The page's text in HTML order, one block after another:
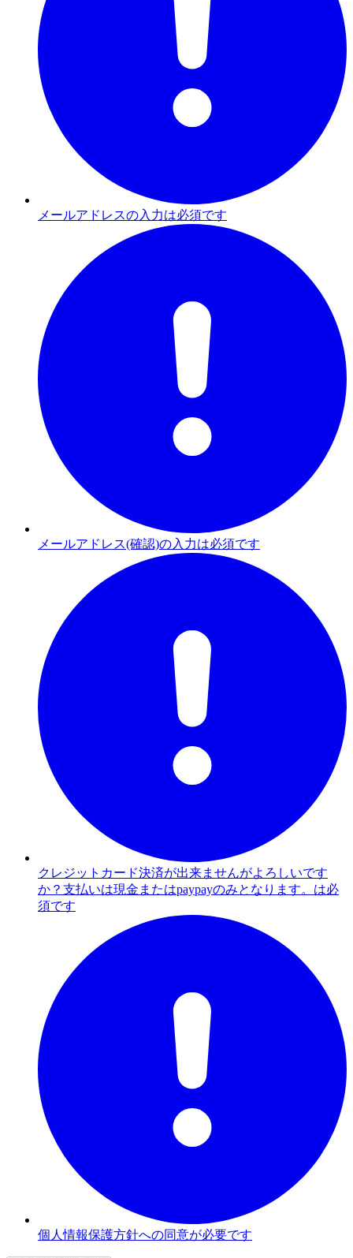
メールアドレスの入力は必須です
メールアドレス(確認)の入力は必須です
クレジットカード決済が出来ませんがよろしいです
か？支払いは現金またはpaypayのみとなります。は必
須です
個人情報保護方針への同意が必要です